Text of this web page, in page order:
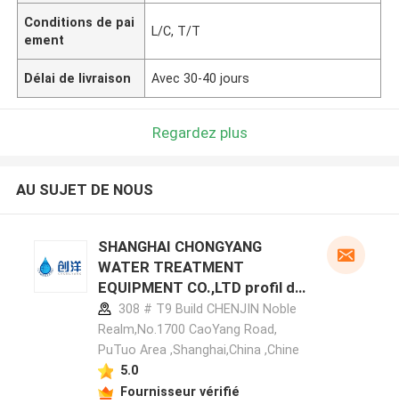
Conditions de pai
ement
L/C, T/T
Délai de livraison Avec 30-40 jours
Regardez plus
AU SUJET DE NOUS
SHANGHAI CHONGYANG
WATER TREATMENT
EQUIPMENT CO.,LTD profil du
fabricant
308 # T9 Build CHENJIN Noble
Realm,No.1700 CaoYang Road,
PuTuo Area ,Shanghai,China ,Chine
5.0
Fournisseur vérifié